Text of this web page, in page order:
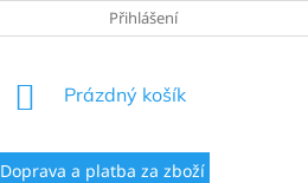
ZÁSADY ZPRACOVÁNÍ OSOBNÍCH
Přihlášení
NÁKUPNÍ
Prázdný košík
Doprava a platba za zboží